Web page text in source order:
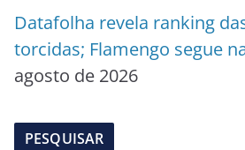
Datafolha revela ranking
torcidas; Flamengo segue
agosto de 2026
PESQUISAR